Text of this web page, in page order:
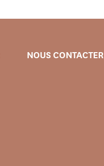
NOUS CONTACTER